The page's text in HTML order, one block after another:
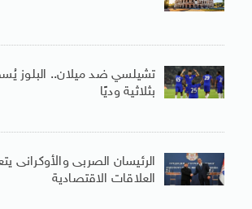
تشيلسي ضد ميلان.. البلوز
بثلاثية وديًا
الرئيسان الصربى والأوكرانى
العلاقات الاقتصادية